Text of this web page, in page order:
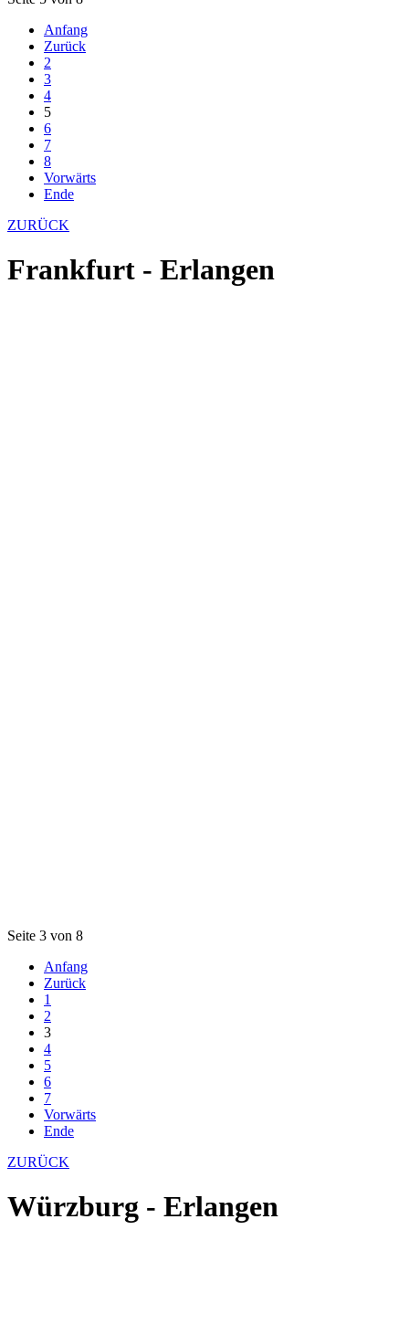
Anfang
Zurück
2
3
4
5
6
7
8
Vorwärts
Ende
ZURÜCK
Frankfurt - Erlangen
Seite 3 von 8
Anfang
Zurück
1
2
3
4
5
6
7
Vorwärts
Ende
ZURÜCK
Würzburg - Erlangen